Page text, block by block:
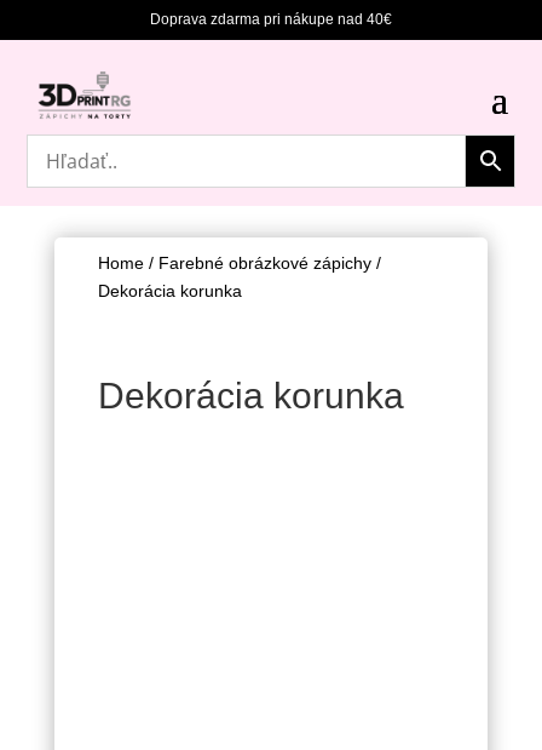
Doprava zdarma pri nákupe nad 40€
Home/ Farebné obrázkové zápichy/
Dekorácia korunka
Dekorácia korunka